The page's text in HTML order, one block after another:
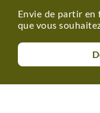
Envie de partir en
que vous